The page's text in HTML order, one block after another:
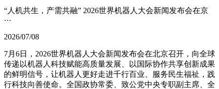
“人机共生，产需共融” 2026世界机器人大会新闻发布会在京
···
2026/07/08
7月6日，2026世界机器人大会新闻发布会在北京召开，向全球
传递以机器人科技赋能高质量发展、以国际协作共享创新成果
的鲜明信号，让机器人更好走进千行百业、服务民生福祉，践
行科技向善使命。全国政协常委、致公党中央专职副主席、全